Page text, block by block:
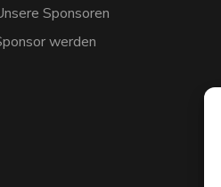
Sponsoren
werden